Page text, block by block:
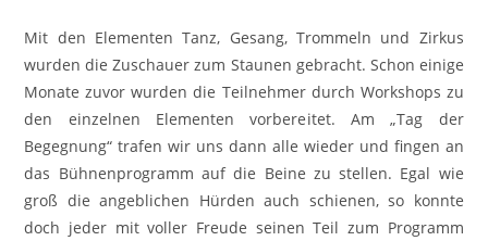
Mit den Elementen Tanz, Gesang, Trommeln und Zirkus
wurden die Zuschauer zum Staunen gebracht. Schon einige
Monate zuvor wurden die Teilnehmer durch Workshops zu
den einzelnen Elementen vorbereitet. Am „Tag der
Begegnung“ trafen wir uns dann alle wieder und fingen an
das Bühnenprogramm auf die Beine zu stellen. Egal wie
groß die angeblichen Hürden auch schienen, so konnte
doch jeder mit voller Freude seinen Teil zum Programm